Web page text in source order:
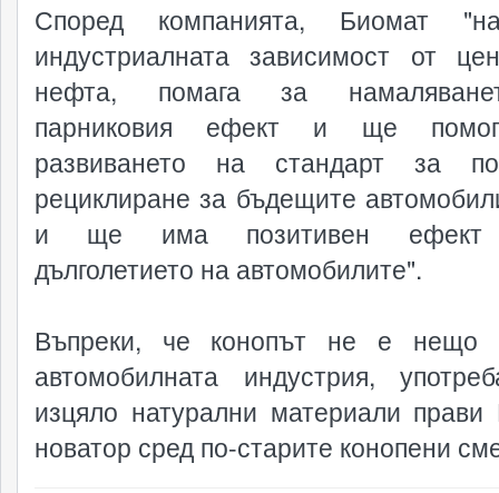
Според компанията, Биомат
индустриалната зависимост от
нефта, помага за
парниковия ефект и ще
развиването на стандарт за
рециклиране за бъдещите
и ще има позитивен ефект
дълголетието на автомобилите".
Въпреки, че конопът не е нещо
автомобилната индустрия,
изцяло натурални материали
новатор сред по-старите конопени